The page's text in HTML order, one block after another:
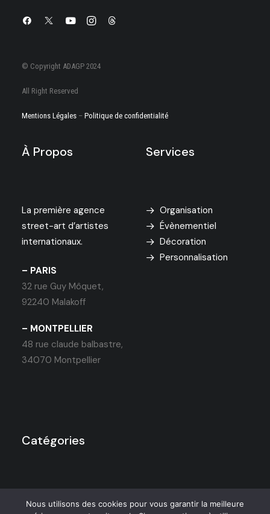
© Copyright ADAGP 2024
All Right Reserved
Mentions Légales – Politique de confidentialité
À Propos
La première agence
street-art d’artistes
internationaux.
– PARIS
32 rue Guy Môquet,
92240 Malakoff
– MONTPELLIER
48 rue claude balbastre,
34070 Montpellier
Services
Organisation
Évènementiel
Décoration
Personnalisation
Catégories
Nous utilisons des cookies pour vous garantir la meilleure